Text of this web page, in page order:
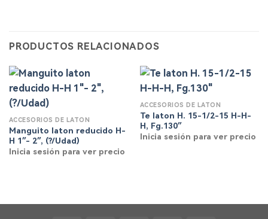
PRODUCTOS RELACIONADOS
ACCESORIOS DE LATÓN
Manguito laton reducido H-
H 1″- 2″, (?/Udad)
Inicia sesión para ver precio
ACCESORIOS DE LATÓN
Te laton H. 15-1/2-15 H-H-
H, Fg.130″
Inicia sesión para ver precio